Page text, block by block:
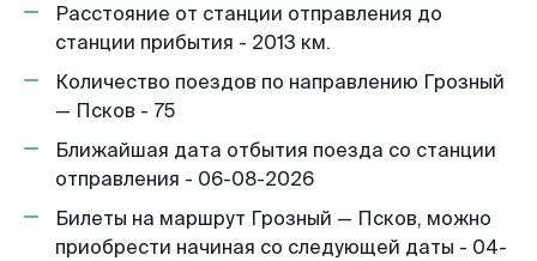
Расстояние от станции отправления до
станции прибытия - 2013 км.
Количество поездов по направлению Грозный
— Псков - 75
Ближайшая дата отбытия поезда со станции
отправления - 06-08-2026
Билеты на маршрут Грозный — Псков, можно
приобрести начиная со следующей даты - 04-